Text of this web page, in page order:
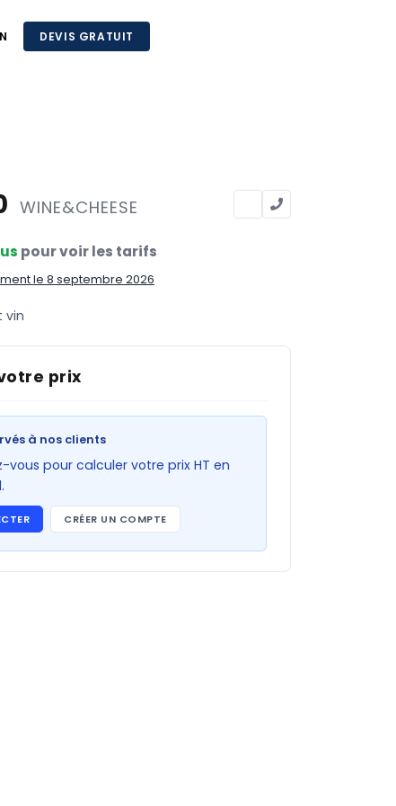
DEVIS GRATUIT
WINE&CHEESE
pour voir les tarifs
le 8 septembre 2026
vin
prix
à nos clients
vous pour calculer votre prix HT en
CRÉER UN COMPTE